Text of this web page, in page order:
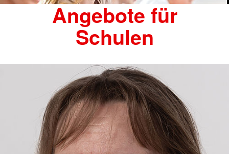
Angebote für
Schulen